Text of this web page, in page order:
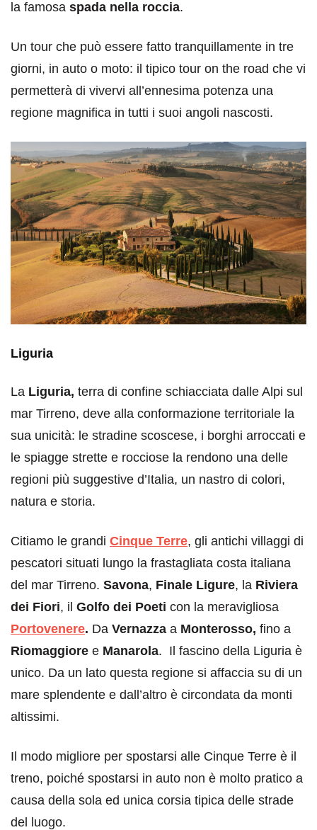
la famosa spada nella roccia.
Un tour che può essere fatto tranquillamente in tre
giorni, in auto o moto: il tipico tour on the road che vi
permetterà di vivervi all’ennesima potenza una
regione magnifica in tutti i suoi angoli nascosti.
Liguria
La Liguria, terra di confine schiacciata dalle Alpi sul
mar Tirreno, deve alla conformazione territoriale la
sua unicità: le stradine scoscese, i borghi arroccati e
le spiagge strette e rocciose la rendono una delle
regioni più suggestive d’Italia, un nastro di colori,
natura e storia.
Citiamo le grandi Cinque Terre, gli antichi villaggi di
pescatori situati lungo la frastagliata costa italiana
del mar Tirreno. Savona, Finale Ligure, la Riviera
dei Fiori, il Golfo dei Poeti con la meravigliosa
Portovenere. Da Vernazza a Monterosso, fino a
Riomaggiore e Manarola. Il fascino della Liguria è
unico. Da un lato questa regione si affaccia su di un
mare splendente e dall’altro è circondata da monti
altissimi.
Il modo migliore per spostarsi alle Cinque Terre è il
treno, poiché spostarsi in auto non è molto pratico a
causa della sola ed unica corsia tipica delle strade
del luogo.